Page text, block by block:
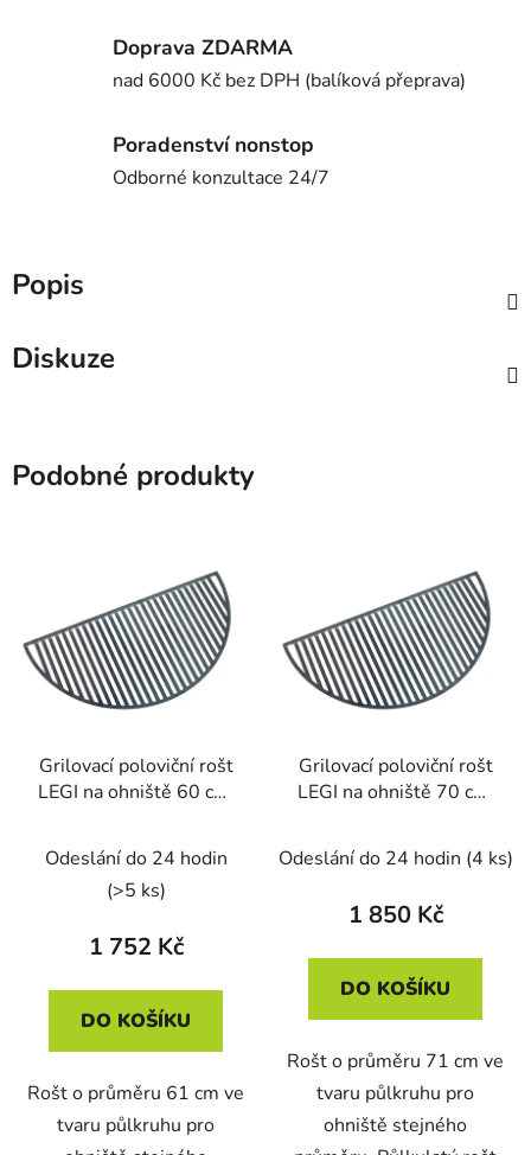
Doprava ZDARMA
nad 6000 Kč bez DPH (balíková přeprava)
Poradenství nonstop
Odborné konzultace 24/7
Popis
Diskuze
Podobné produkty
Grilovací poloviční rošt
LEGI na ohniště 60 cm,
Odeslání do 24 hodin
(>5 ks)
1 752 Kč
DO KOŠÍKU
Rošt o průměru 61 cm ve
tvaru půlkruhu pro
Grilovací poloviční rošt
LEGI na ohniště 70 cm,
Odeslání do 24 hodin (4 ks)
1 850 Kč
DO KOŠÍKU
Rošt o průměru 71 cm ve
tvaru půlkruhu pro
ohniště stejného